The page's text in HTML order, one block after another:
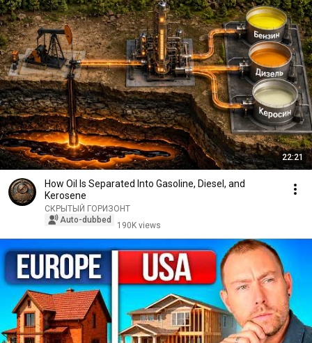
22:21
How Oil Is Separated Into Gasoline, Diesel, and
Kerosene
СКРЫТЫЙ ГОРИЗОНТ
Auto-dubbed
190K views